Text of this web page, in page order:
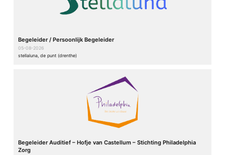
Begeleider / Persoonlijk Begeleider
05-08-2026
stellaluna, de punt (drenthe)
Begeleider Auditief – Hofje van Castellum – Stichting Philadelphia
Zorg